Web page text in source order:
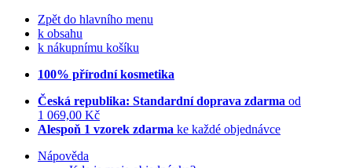
Zpět do hlavního menu
k obsahu
k nákupnímu košíku
100% přírodní kosmetika
Česká republika: Standardní doprava zdarma od
1 069,00 Kč
Alespoň 1 vzorek zdarma ke každé objednávce
Nápověda